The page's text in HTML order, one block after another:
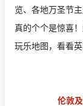
览、各地万圣节
真的个个是惊喜
玩乐地图，看看
伦敦